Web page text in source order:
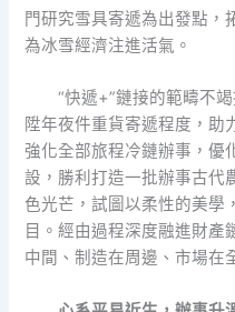
門研究雪具寄遞為出發點，
為冰雪經濟注進活氣。
“快遞+”鏈接的範疇不
陞年夜件重貨寄遞程度，助
強化全部旅程冷鏈辦事，優
設，勝利打造一批辦事古代
色光芒，試圖以柔性的美學
目。經由過程深度融進財產
中間、制造在周邊、市場在